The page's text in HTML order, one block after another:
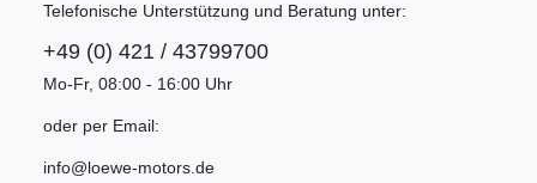
Telefonische Unterstützung und Beratung unter:
+49 (0) 421 / 43799700
Mo-Fr, 08:00 - 16:00 Uhr
oder per Email:
info@loewe-motors.de